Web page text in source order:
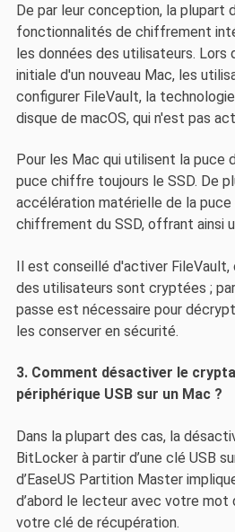
De par leur conception, la plupart
fonctionnalités de chiffrement
les données des utilisateurs. Lors
initiale d'un nouveau Mac, les
configurer FileVault, la
disque de macOS, qui n'est pas
Pour les Mac qui utilisent la puce
puce chiffre toujours le SSD. De
accélération matérielle de la
chiffrement du SSD, offrant ainsi
Il est conseillé d'activer
des utilisateurs sont cryptées ;
passe est nécessaire pour
les conserver en sécurité.
3. Comment désactiver le
périphérique USB sur un Mac ?
Dans la plupart des cas, la
BitLocker à partir d’une clé USB
d’EaseUS Partition Master
d’abord le lecteur avec votre mot
votre clé de récupération.